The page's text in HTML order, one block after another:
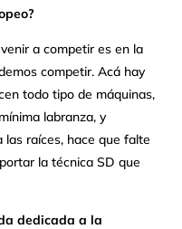
a competir es en la
competir. Acá hay
todo tipo de máquinas,
labranza, y
las raíces, hace que falte
la técnica SD que
dedicada a la